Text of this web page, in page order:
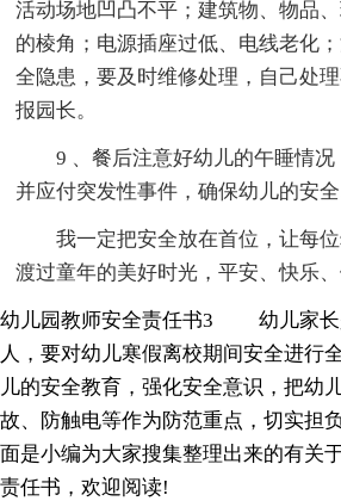
活动场地凹凸不平；建筑物、物品
的棱角；电源插座过低、电线老化
全隐患，要及时维修处理，自己处
报园长。
9 、餐后注意好幼儿的午睡情
并应付突发性事件，确保幼儿的安全
我一定把安全放在首位，让每
渡过童年的美好时光，平安、快乐、
幼儿园教师安全责任书3 幼儿家长
人，要对幼儿寒假离校期间安全进行
儿的安全教育，强化安全意识，把幼
故、防触电等作为防范重点，切实担
面是小编为大家搜集整理出来的有关
责任书，欢迎阅读!